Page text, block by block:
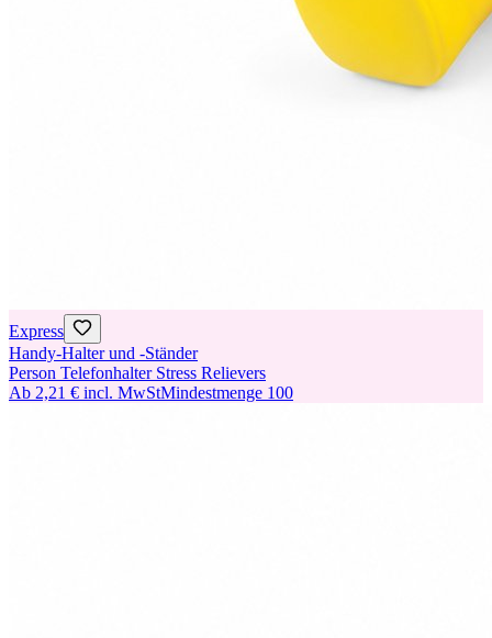
Express
Handy-Halter und -Ständer
Person Telefonhalter Stress Relievers
Ab 2,21 € incl. MwStMindestmenge 100